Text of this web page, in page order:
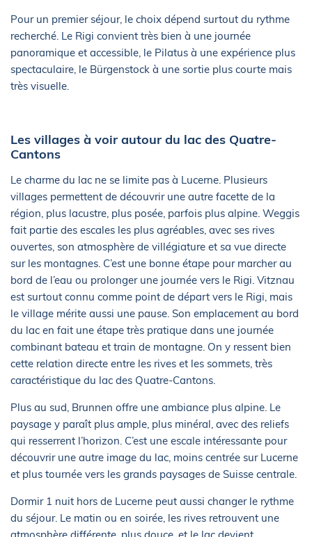
Pour un premier séjour, le choix dépend surtout du rythme
recherché. Le Rigi convient très bien à une journée
panoramique et accessible, le Pilatus à une expérience plus
spectaculaire, le Bürgenstock à une sortie plus courte mais
très visuelle.
Les villages à voir autour du lac des Quatre-
Cantons
Le charme du lac ne se limite pas à Lucerne. Plusieurs
villages permettent de découvrir une autre facette de la
région, plus lacustre, plus posée, parfois plus alpine. Weggis
fait partie des escales les plus agréables, avec ses rives
ouvertes, son atmosphère de villégiature et sa vue directe
sur les montagnes. C’est une bonne étape pour marcher au
bord de l’eau ou prolonger une journée vers le Rigi. Vitznau
est surtout connu comme point de départ vers le Rigi, mais
le village mérite aussi une pause. Son emplacement au bord
du lac en fait une étape très pratique dans une journée
combinant bateau et train de montagne. On y ressent bien
cette relation directe entre les rives et les sommets, très
caractéristique du lac des Quatre-Cantons.
Plus au sud, Brunnen offre une ambiance plus alpine. Le
paysage y paraît plus ample, plus minéral, avec des reliefs
qui resserrent l’horizon. C’est une escale intéressante pour
découvrir une autre image du lac, moins centrée sur Lucerne
et plus tournée vers les grands paysages de Suisse centrale.
Dormir 1 nuit hors de Lucerne peut aussi changer le rythme
du séjour. Le matin ou en soirée, les rives retrouvent une